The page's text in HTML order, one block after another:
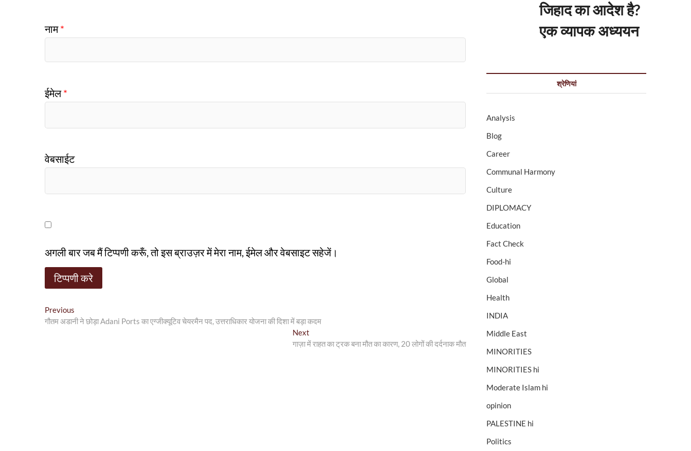
नाम*
ईमेल*
वेबसाईट
अगली बार जब मैं टिप्पणी करूँ, तो इस ब्राउज़र में मेरा नाम, ईमेल और वेबसाइट सहेजें।
पो
स्ट
Previous
r
गौतम अडानी ने छोड़ा Adani Ports का एग्जीक्यूटिव चेयरमैन पद, उत्तराधिकार योजना की दिशा में बड़ा कदम
Next
e
गाज़ा में राहत का ट्रक बना मौत का कारण, 20 लोगों की दर्दनाक मौत
जिहाद का आदेश है?
एक व्यापक अध्ययन
श्रेणियां
Analysis
Blog
Career
Communal Harmony
Culture
DIPLOMACY
Education
Fact Check
Food-hi
Global
Health
INDIA
Middle East
MINORITIES
MINORITIES hi
Moderate Islam hi
opinion
PALESTINE hi
Politics